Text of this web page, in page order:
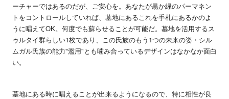
ーチャーではあるのだが、ご安心を。あなたが黒か緑のパーマネン
トをコントロールしていれば、墓地にあるこれを手札にあるかのよ
うに唱えてOK。何度でも蘇らせることが可能だ。墓地を活用するス
ゥルタイ群らしい1枚であり、この氏族のもう1つの未来の姿・シル
ムガル氏族の能力"濫用"とも噛み合っているデザインはなかなか面白
い。
墓地にある時に唱えることが出来るようになるので、特に相性が良